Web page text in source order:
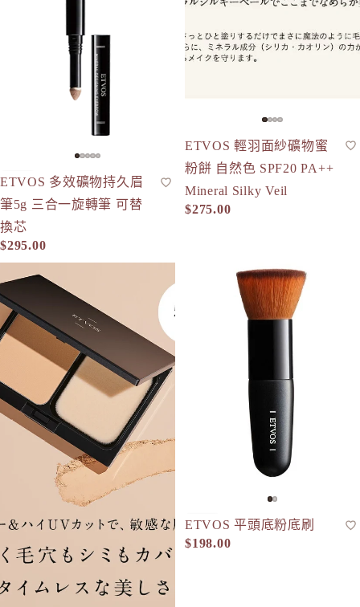
眉筆
人氣
ETVOS 多效礦物持久眉
筆5g 三合一旋轉筆 可替
換芯
$295.00
蜜粉
ETVOS 輕羽面紗礦物蜜
粉餅 自然色 SPF20 PA++
Mineral Silky Veil
$275.00
ETVOS 恆久霧感礦物粉餅 SPF50+ PA++++ Timeless Foggy
ETVOS 平頭底粉底刷
粉底掃
人氣
ETVOS 平頭底粉底刷
$198.00